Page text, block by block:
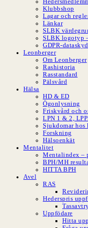
Klubbshop
Lagar och
Länkar
SLBK
SLBK logotyp
GDPR-
Leonberger
Om Leonberger
Rashistoria
Rasstandard
Pälsvård
Hälsa
HD & ED
Ögonlysning
Friskvård och
LPN 1 & 2,
Sjukdomar hos
Forskning
Hälsoenkät
Mentalitet
Mentalindex –
BPH/MH
HITTA BPH
Avel
RAS
Hederspris
Uppfödare
Hitta